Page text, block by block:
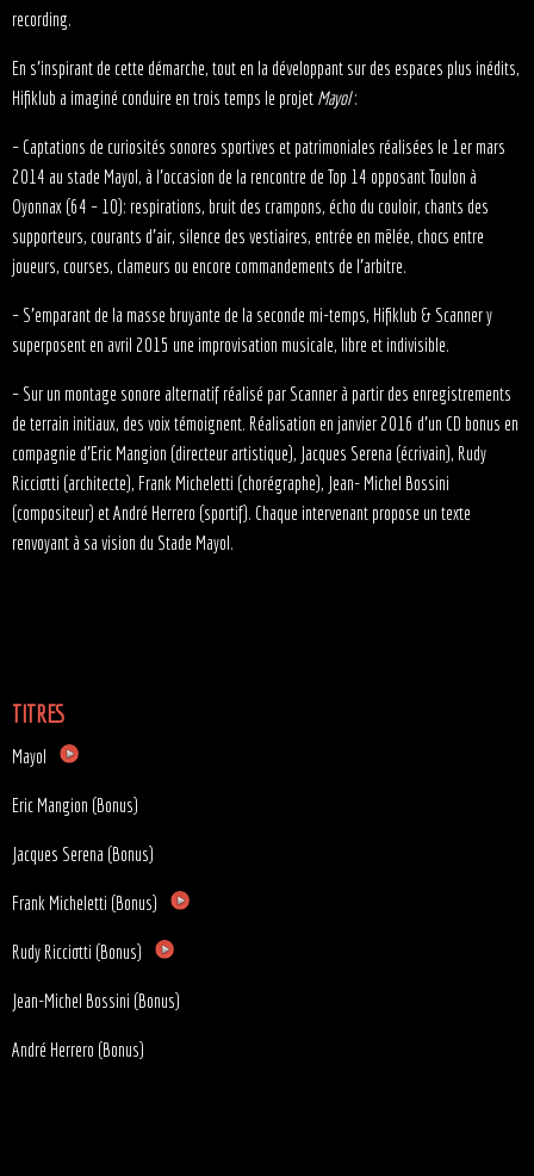
recording.
En s’inspirant de cette démarche, tout en la développant sur des espaces plus inédits,
Hifiklub a imaginé conduire en trois temps le projet Mayol:
– Captations de curiosités sonores sportives et patrimoniales réalisées le 1er mars
2014 au stade Mayol, à l’occasion de la rencontre de Top 14 opposant Toulon à
Oyonnax (64 – 10): respirations, bruit des crampons, écho du couloir, chants des
supporteurs, courants d’air, silence des vestiaires, entrée en mêlée, chocs entre
joueurs, courses, clameurs ou encore commandements de l’arbitre.
– S’emparant de la masse bruyante de la seconde mi-temps, Hifiklub & Scanner y
superposent en avril 2015 une improvisation musicale, libre et indivisible.
– Sur un montage sonore alternatif réalisé par Scanner à partir des enregistrements
de terrain initiaux, des voix témoignent. Réalisation en janvier 2016 d’un CD bonus en
compagnie d’Eric Mangion (directeur artistique), Jacques Serena (écrivain), Rudy
Ricciotti (architecte), Frank Micheletti (chorégraphe), Jean- Michel Bossini
(compositeur) et André Herrero (sportif). Chaque intervenant propose un texte
renvoyant à sa vision du Stade Mayol.
TITRES
Mayol
Eric Mangion (Bonus)
Jacques Serena (Bonus)
Frank Micheletti (Bonus)
Rudy Ricciotti (Bonus)
Jean-Michel Bossini (Bonus)
André Herrero (Bonus)